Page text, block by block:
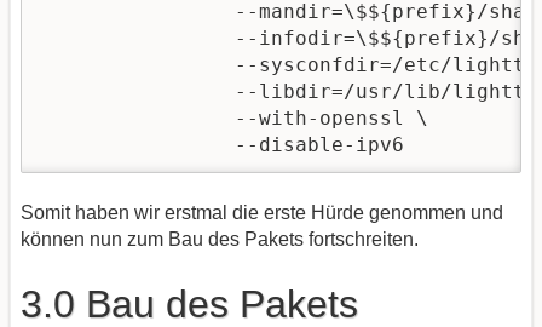
		--disable-ipv6
Somit haben wir erstmal die erste Hürde genommen und
können nun zum Bau des Pakets fortschreiten.
3.0 Bau des Pakets